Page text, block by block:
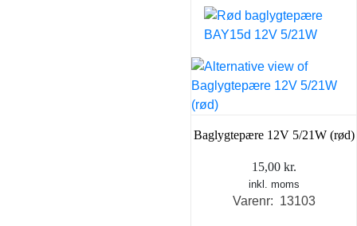
Baglygtepære 12V 5/21W (rød)
15,00 kr.
inkl. moms
Varenr: 13103